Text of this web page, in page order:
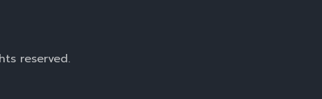
reserved.